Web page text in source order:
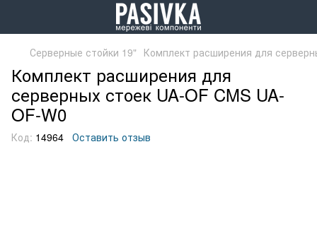
Серверные стойки 19" Комплект расширения для
Комплект расширения для
серверных стоек UA-OF CMS UA-
OF-W0
Код: 14964 Оставить отзыв